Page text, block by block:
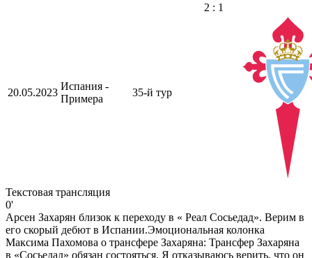
20.05.2023
Испания -
Примера
35-й тур
2 : 1
Текстовая трансляция
0'
Арсен Захарян близок к переходу в « Реал Сосьедад». Верим в
его скорый дебют в Испании.Эмоциональная колонка
Максима Пахомова о трансфере Захаряна: Трансфер Захаряна
в «Сосьедад» обязан состояться. Я отказываюсь верить, что он